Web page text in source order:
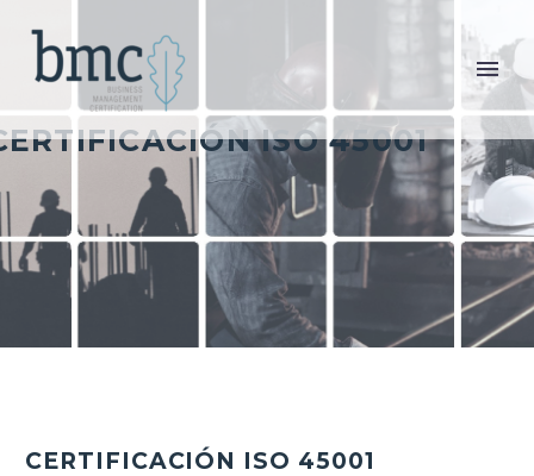
ISO 45001
CERTIFICACIÓN ISO 45001